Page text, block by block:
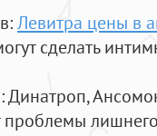
Левитра цены в
сделать
: Динатроп,